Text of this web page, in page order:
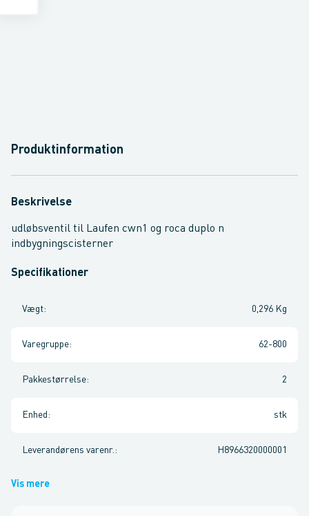
Produktinformation
Beskrivelse
udløbsventil til Laufen cwn1 og roca duplo n
indbygningscisterner
Specifikationer
Vægt: 0,296 Kg
Varegruppe: 62-800
Pakkestørrelse: 2
Enhed : stk
Leverandørens varenr. : H8966320000001
Vis mere